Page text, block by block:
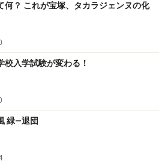
何？ これが宝塚、タカラジェンヌの化
校入学試験が変わる！
緑―退団